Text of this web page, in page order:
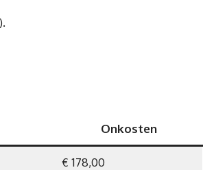
Onkosten
€ 178,00